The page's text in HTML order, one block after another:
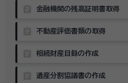
金融機関の残高証明書取得
不動産評価書類の取得
相続財産目録の作成
遺産分割協議書の作成